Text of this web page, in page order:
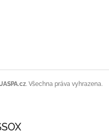
. Všechna práva vyhrazena.